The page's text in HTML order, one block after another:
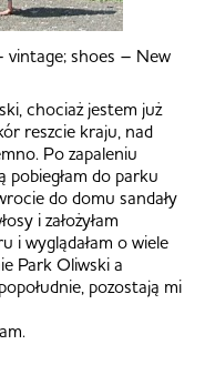
vintage; shoes – New
chociaż jestem już
reszcie kraju, nad
Po zapaleniu
pobiegłam do parku
do domu sandały
i założyłam
i wyglądałam o wiele
Park Oliwski a
pozostają mi